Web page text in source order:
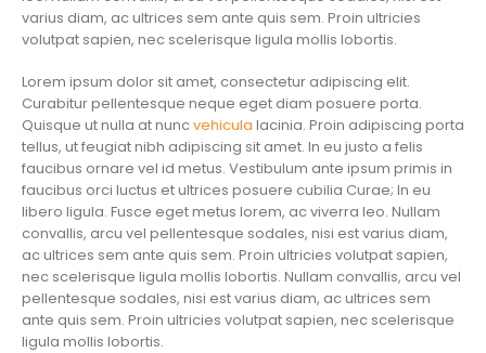
varius diam, ac ultrices sem ante quis sem. Proin ultricies
volutpat sapien, nec scelerisque ligula mollis lobortis.
Lorem ipsum dolor sit amet, consectetur adipiscing elit.
Curabitur pellentesque neque eget diam posuere porta.
Quisque ut nulla at nuncvehicula lacinia. Proin adipiscing porta
tellus, ut feugiat nibh adipiscing sit amet. In eu justo a felis
faucibus ornare vel id metus. Vestibulum ante ipsum primis in
faucibus orci luctus et ultrices posuere cubilia Curae; In eu
libero ligula. Fusce eget metus lorem, ac viverra leo. Nullam
convallis, arcu vel pellentesque sodales, nisi est varius diam,
ac ultrices sem ante quis sem. Proin ultricies volutpat sapien,
nec scelerisque ligula mollis lobortis. Nullam convallis, arcu vel
pellentesque sodales, nisi est varius diam, ac ultrices sem
ante quis sem. Proin ultricies volutpat sapien, nec scelerisque
ligula mollis lobortis.